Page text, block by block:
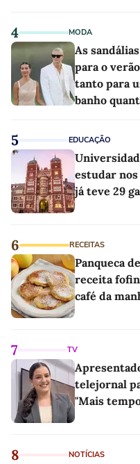
4 MODA
As
para o
tanto para
banho
5 EDUCAÇÃO
estudar nos
já teve 29
6 RECEITAS
Panqueca
receita
café da
7 TV
telejornal
"Mais
8 NOTÍCIAS